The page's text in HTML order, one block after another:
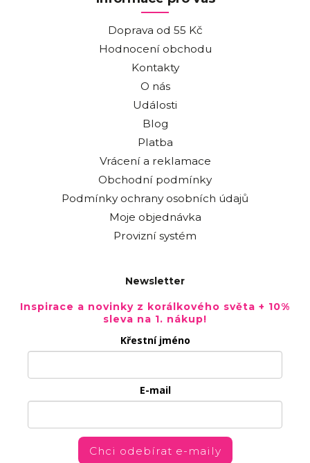
Doprava od 55 Kč
Hodnocení obchodu
Kontakty
O nás
Události
Blog
Platba
Vrácení a reklamace
Obchodní podmínky
Podmínky ochrany osobních údajů
Moje objednávka
Provizní systém
Newsletter
Inspirace a novinky z korálkového světa + 10%
sleva na 1. nákup!
Křestní jméno
E-mail
Chci odebírat e-maily